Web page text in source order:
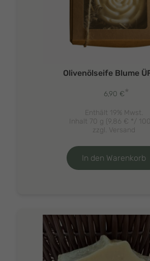
Olivenölseife Blume
6,90 €*
Enthält 19% Mwst.
Inhalt 70 g (9,86 € */
zzgl. Versand
In den Warenkorb